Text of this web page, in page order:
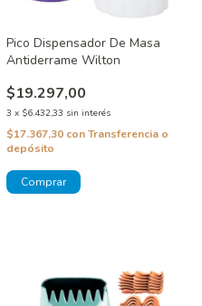
Pico Dispensador De Masa
Antiderrame Wilton
$19.297,00
3 x $6.432,33 sin interés
$17.367,30 conTransferencia o
depósito